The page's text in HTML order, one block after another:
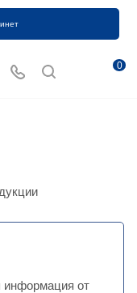
0
информация от